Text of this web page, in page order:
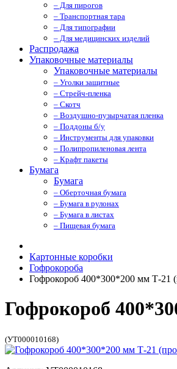
– Для пирогов
– Транспортная тара
– Для типографии
– Для медицинских изделий
Распродажа
Упаковочные материалы
Упаковочные материалы
– Уголки защитные
– Стрейч-пленка
– Скотч
– Воздушно-пузырчатая пленка
– Поддоны б/у
– Инструменты для упаковки
– Полипропиленовая лента
– Крафт пакеты
Бумага
Бумага
– Оберточная бумага
– Бумага в рулонах
– Бумага в листах
– Пищевая бумага
Картонные коробки
Гофрокороба
Гофрокороб 400*300*200 мм Т-21
Гофрокороб
(УТ000010168)